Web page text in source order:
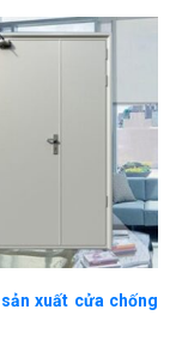
xuất cửa chống